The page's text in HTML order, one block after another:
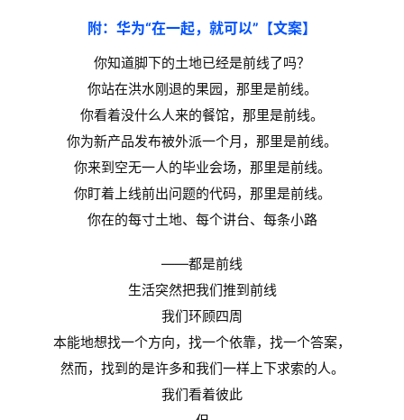
附：华为“在一起，就可以”【文案】
你知道脚下的土地已经是前线了吗？
你站在洪水刚退的果园，那里是前线。
你看着没什么人来的餐馆，那里是前线。
你为新产品发布被外派一个月，那里是前线。
你来到空无一人的毕业会场，那里是前线。
你盯着上线前出问题的代码，那里是前线。
你在的每⼨土地、每个讲台、每条⼩路
——都是前线
生活突然把我们推到前线
我们环顾四周
本能地想找一个方向，找一个依靠，找一个答案，
然而，找到的是许多和我们一样上下求索的人。
我们看着彼此